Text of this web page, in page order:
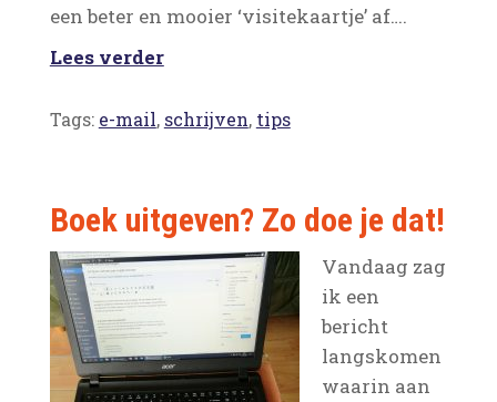
een beter en mooier ‘visitekaartje’ af….
Lees verder
Tags: e-mail, schrijven, tips
Boek uitgeven? Zo doe je dat!
Vandaag zag
ik een
bericht
langskomen
waarin aan